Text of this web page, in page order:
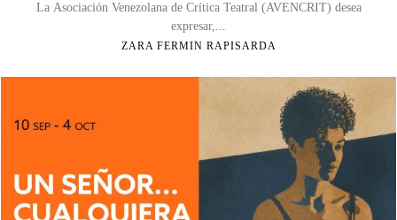
La Asociación Venezolana de Crítica Teatral (AVENCRIT) desea
expresar,...
ZARA FERMIN RAPISARDA